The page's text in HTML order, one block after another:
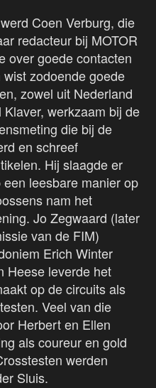
Coen Verburg, die
redacteur bij MOTOR
over goede contacten
zodoende goede
zowel uit Nederland
werkzaam bij de
die bij de
en schreef
Hij slaagde er
leesbare manier op
nam het
Jo Zegwaard (later
van de FIM)
Erich Winter
Heese leverde het
op de circuits als
Veel van die
Herbert en Ellen
als coureur en gold
werden
Sluis.